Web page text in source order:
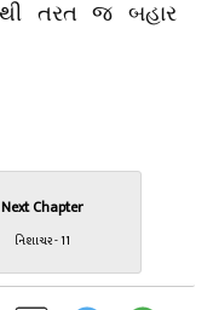
તરત જ બહાર
Next Chapter
નિશાચર - 11